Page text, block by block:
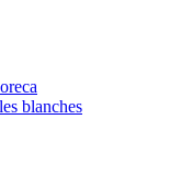
blanches